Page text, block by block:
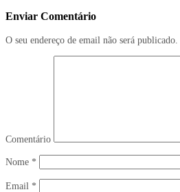
Enviar Comentário
O seu endereço de email não será publicado.
Comentário
Nome *
Email *